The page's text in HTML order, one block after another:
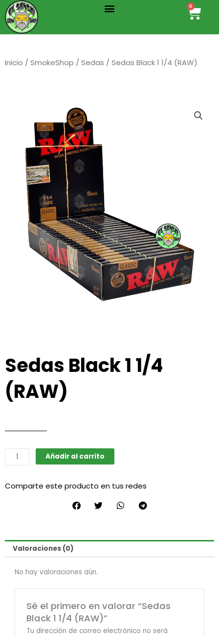
al
contenido
Menu 0
Cart
Inicio / SmokeShop / Sedas / Sedas Black 1 1/4 (RAW)
Sedas Black 1 1/4
(RAW)
Sedas
Black
1/4
Añadir al carrito
Comparte este producto en tus redes
Valoraciones (0)
No hay valoraciones aún.
Sé el primero en valorar “Sedas
Black 1 1/4 (RAW)”
Tu dirección de correo electrónico no será